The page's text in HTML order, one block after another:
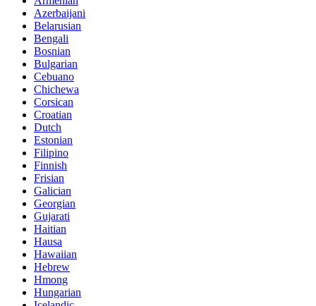
Azerbaijani
Belarusian
Bengali
Bosnian
Bulgarian
Cebuano
Chichewa
Corsican
Croatian
Dutch
Estonian
Filipino
Finnish
Frisian
Galician
Georgian
Gujarati
Haitian
Hausa
Hawaiian
Hebrew
Hmong
Hungarian